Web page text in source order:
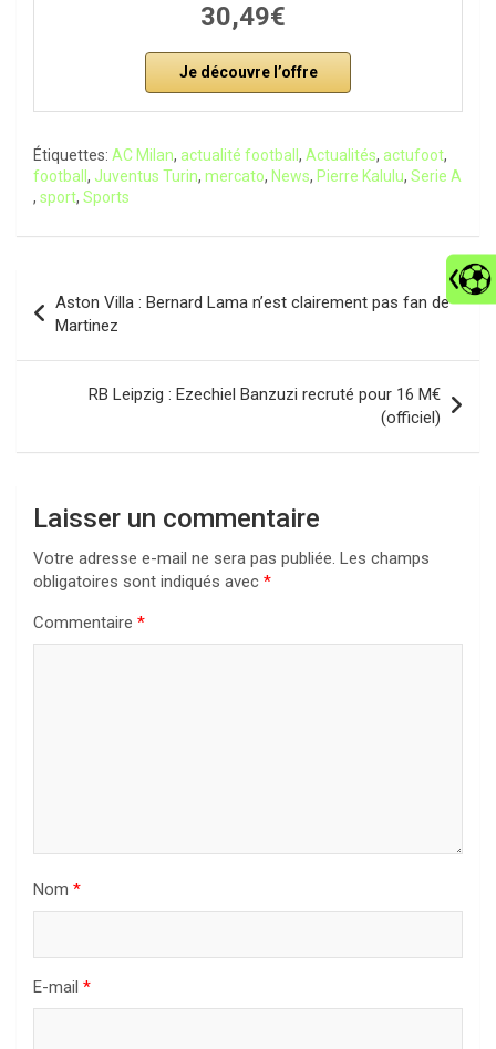
30,49€
Je découvre l’offre
Étiquettes: AC Milan, actualité football , Actualités, actufoot,
football , Juventus Turin, mercato, News, Pierre Kalulu, Serie A
, sport, Sports
de
l’article
Aston Villa : Bernard Lama n’est clairement pas fan de
Martinez
RB Leipzig : Ezechiel Banzuzi recruté pour 16 M€
(officiel)
Laisser un commentaire
Votre adresse e-mail ne sera pas publiée. Les champs
obligatoires sont indiqués avec *
Commentaire *
Nom *
E-mail *